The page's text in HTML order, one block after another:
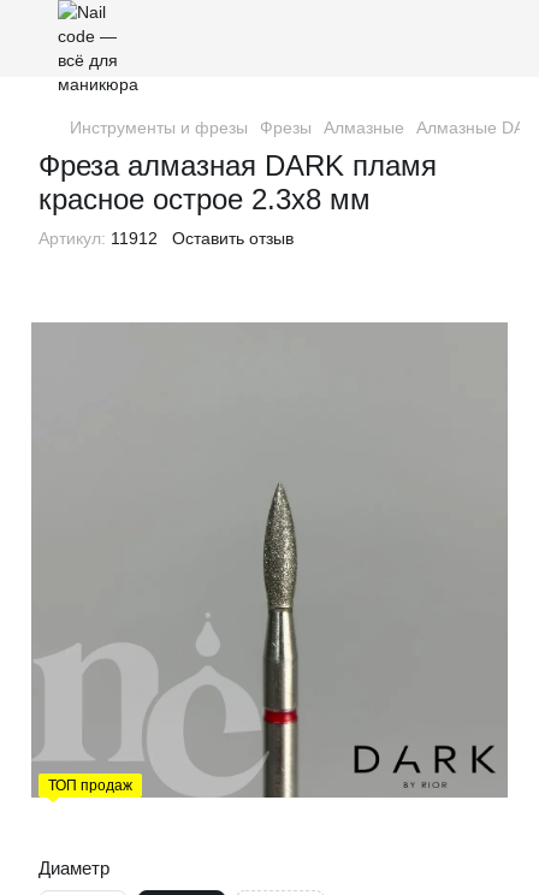
Инструменты и фрезы Фрезы Алмазные Алмазные
Фреза алмазная DARK пламя
красное острое 2.3x8 мм
Артикул: 11912 Оставить отзыв
ТОП продаж
Диаметр